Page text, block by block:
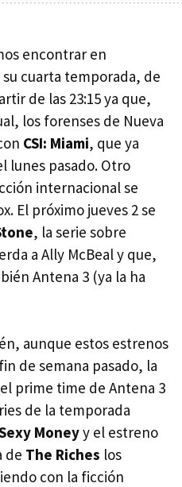
encontrar en
cuarta temporada, de
de las 23:15 ya que,
los forenses de Nueva
CSI: Miami, que ya
lunes pasado. Otro
internacional se
El próximo jueves 2 se
, la serie sobre
a Ally McBeal y que,
Antena 3 (ya la ha
aunque estos estrenos
de semana pasado, la
prime time de Antena 3
de la temporada
Moneyy el estreno
de The Riches los
con la ficción